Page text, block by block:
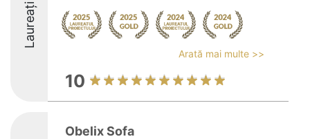
Laureați
Arată mai multe >>
10
Obelix Sofa